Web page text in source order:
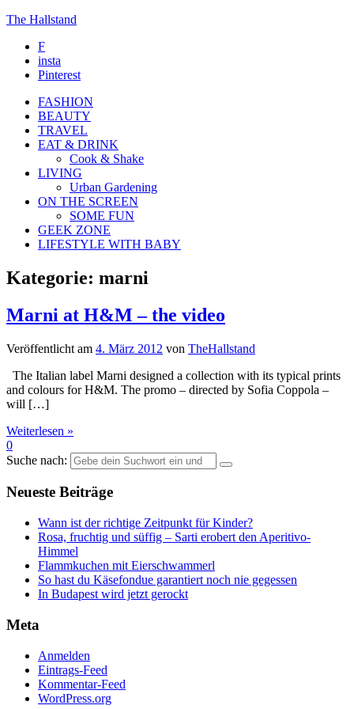
The Hallstand
F
insta
Pinterest
FASHION
BEAUTY
TRAVEL
EAT & DRINK
Cook & Shake
LIVING
Urban Gardening
ON THE SCREEN
SOME FUN
GEEK ZONE
LIFESTYLE WITH BABY
Kategorie: marni
Marni at H&M – the video
Veröffentlicht am 4. März 2012 von TheHallstand
The Italian label Marni designed a collection with its typical prints
and colours for H&M. The promo – directed by Sofia Coppola –
will […]
Weiterlesen »
0
Suche nach:
Neueste Beiträge
Wann ist der richtige Zeitpunkt für Kinder?
Rosa, fruchtig und süffig – Sarti erobert den Aperitivo-
Himmel
Flammkuchen mit Eierschwammerl
So hast du Käsefondue garantiert noch nie gegessen
In Budapest wird jetzt gerockt
Meta
Anmelden
Eintrags-Feed
Kommentar-Feed
WordPress.org